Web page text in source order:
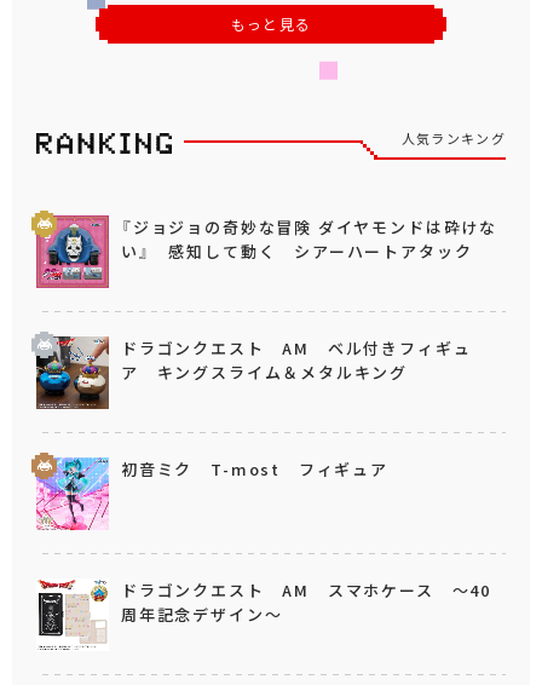
もっと見る
人気ランキング
『ジョジョの奇妙な冒険 ダイヤモンドは砕けな
い』 感知して動く シアーハートアタック
ドラゴンクエスト AM ベル付きフィギュ
ア キングスライム＆メタルキング
初音ミク T-most フィギュア
ドラゴンクエスト AM スマホケース ～40
周年記念デザイン～